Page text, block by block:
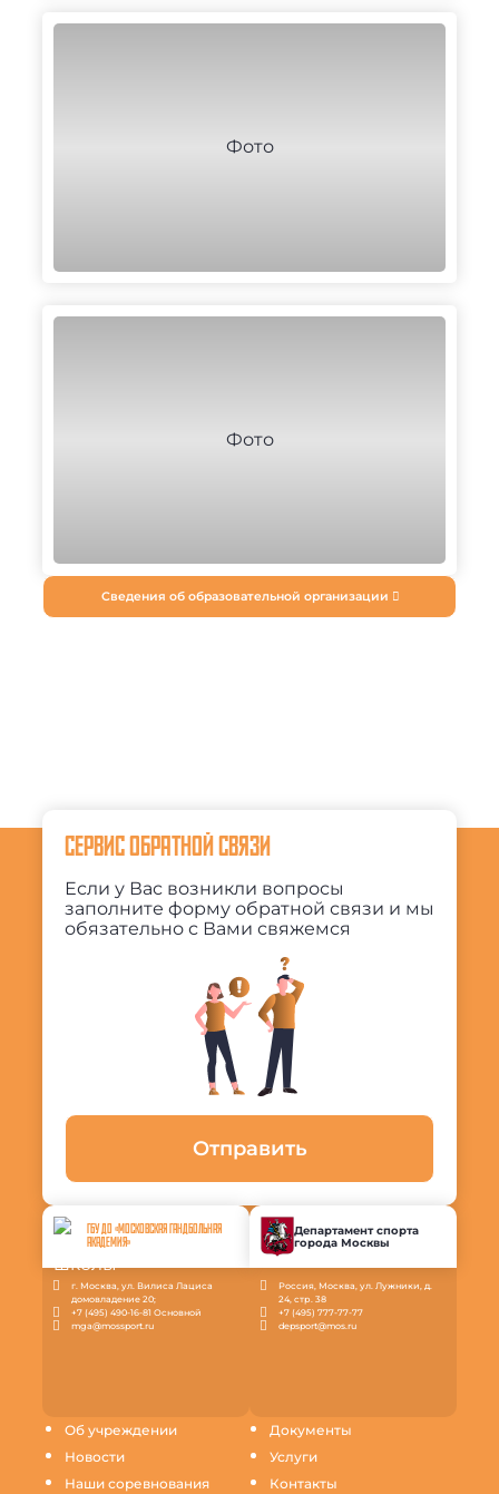
Сведения об образовательной организации
Об учреждении
Новости
Наши соревнования
Документы
Услуги
Контакты
СЕРВИС ОБРАТНОЙ СВЯЗИ
Если у Вас возникли вопросы
заполните форму обратной связи и мы
обязательно с Вами свяжемся
Отправить
ГБУ ДО «МОСКОВСКАЯ ГАНДБОЛЬНАЯ
АКАДЕМИЯ»
г. Москва, ул. Вилиса Лациса
домовладение 20;
+7 (495) 490-16-81 Основной
mga@mossport.ru
Департамент спорта
города Москвы
Россия, Москва, ул. Лужники, д.
24, стр. 38
+7 (495) 777-77-77
depsport@mos.ru